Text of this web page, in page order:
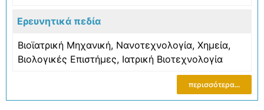
Ερευνητικά πεδία
Βιοϊατρική Μηχανική, Νανοτεχνολογία, Χημεία,
Βιολογικές Επιστήμες, Ιατρική Βιοτεχνολογία
περισσότερα...